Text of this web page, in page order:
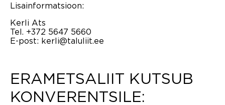
Lisainformatsioon:
Kerli Ats
Tel. +372 5647 5660
E-post: kerli@taluliit.ee
ERAMETSALIIT KUTSUB
KONVERENTSILE: